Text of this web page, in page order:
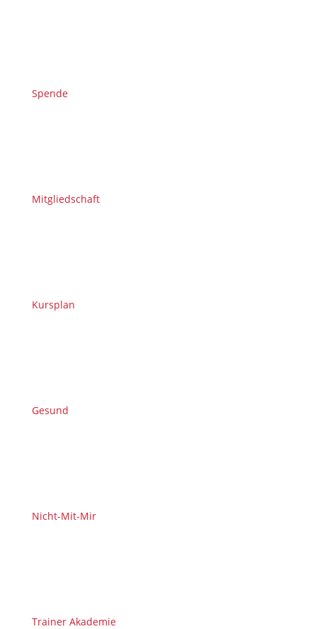
Spende
Mitgliedschaft
Kursplan
Gesund
Nicht-Mit-Mir
Trainer Akademie